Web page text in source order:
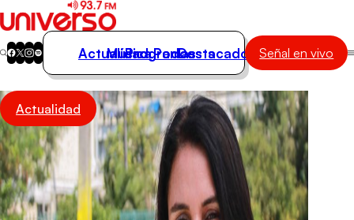
Actualidad
Música
Programas
Podcasts
Destacados
Actualidad
Música
Programas
Podcasts
Destacados Señal en vivo
Actualidad